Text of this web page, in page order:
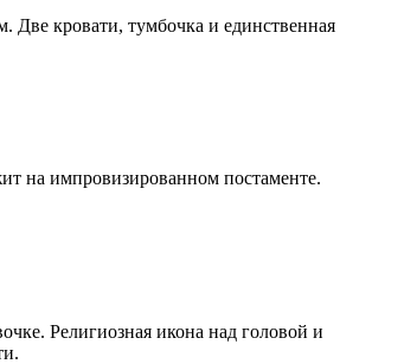
Две кровати, тумбочка и единственная
на импровизированном постаменте.
Религиозная икона над головой и